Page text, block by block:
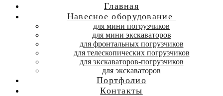
Главная
Навесное оборудование
для мини погрузчиков
для мини экскаваторов
для фронтальных погрузчиков
для телескопических погрузчиков
для экскаваторов-погрузчиков
для экскаваторов
Портфолио
Контакты